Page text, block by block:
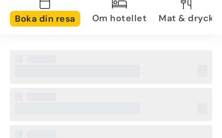
Boka din resa Om hotellet Mat & dryck